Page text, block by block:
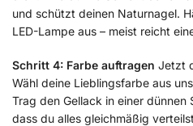
und schützt deinen Naturnagel.
LED-Lampe aus – meist reicht
Schritt 4: Farbe auftragen Jetzt
Wähl deine Lieblingsfarbe aus
Trag den Gellack in einer
dass du alles gleichmäßig